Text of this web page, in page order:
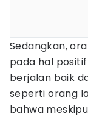
Sedangkan,
pada hal
berjalan baik
seperti orang
bahwa